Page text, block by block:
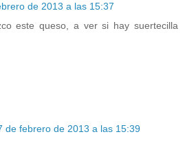
de 2013 a las 15:37
este queso, a ver si hay suertecilla
de febrero de 2013 a las 15:39